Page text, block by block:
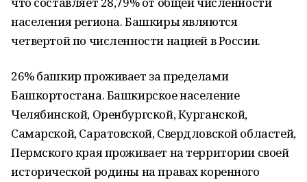
населения региона. Башкиры являются
четвертой по численности нацией в России.
26% башкир проживает за пределами
Башкортостана. Башкирское население
Челябинской, Оренбургской, Курганской,
Самарской, Саратовской, Свердловской областей,
Пермского края проживает на территории своей
исторической родины на правах коренного